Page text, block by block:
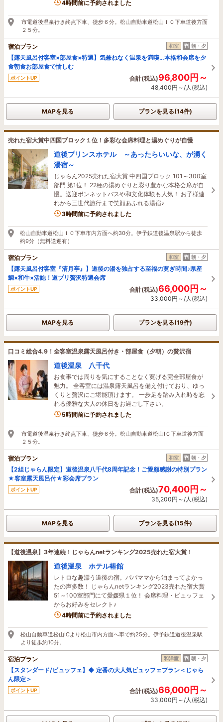
4時間前に予約されました
市電道後温泉行き終点下車、徒歩６分。松山自動車道松山ＩＣ下車道後方面
２５分。
宿泊プラン 和室 朝・夕
【露天風呂付客室×部屋食×特選】気兼ねなく温泉を満喫…本格和会席を夕
食朝食お部屋食で愉しむ
ポイントUP 合計(税込)96,800円～
48,400円～/人(税込)
MAPを見る プランを見る(14件)
売れた宿大賞中四国ブロック１位！多彩な会席料理と湯めぐりが自慢
道後プリンスホテル ～あったらいいな、が湧く
湯宿～
じゃらん2025売れた宿大賞 中四国ブロック 101～300室
部門 第1位！ 22種の湯めぐりと彩り豊かな本格会席が自
慢。送迎ボンネットバスや和文化体験も人気！ お子様連
れから三世代旅行まで笑顔あふれる湯宿♪
3時間前に予約されました
松山自動車道松山ＩＣ下車市内方面へ約30分。伊予鉄道後温泉駅から徒歩
約9分（無料送迎有）
宿泊プラン 和室 朝・夕
【露天風呂付客室『清月亭』】道後の湯を独占する至福の寛ぎ時間♪県産
鯛×和牛×活鮑！道プリ贅沢特選会席
ポイントUP 合計(税込)66,000円～
33,000円～/人(税込)
MAPを見る プランを見る(19件)
口コミ総合4.9！全客室温泉露天風呂付き・部屋食（夕朝）の贅沢宿
道後温泉 八千代
お食事では周りを気にすることなく寛げる完全部屋食が
魅力。 全客室には温泉露天風呂を備え付けており、ゆっ
くりと贅沢にご堪能頂けます。 一歩足を踏み入れ時を忘
れる優雅な大人の休日をお過ごし下さい。
2名がこの宿を見ています
5時間前に予約されました
市電道後温泉行き終点下車、徒歩６分。松山自動車道松山IＣ下車道後方面
２５分。
宿泊プラン 和室 朝・夕
【2組じゃらん限定】道後温泉八千代8周年記念！ご愛顧感謝の特別プラン
★客室露天風呂付★彩会席プラン
ポイントUP 合計(税込)70,400円～
35,200円～/人(税込)
MAPを見る プランを見る(15件)
【道後温泉】3年連続！じゃらんnetランキング2025売れた宿大賞！
道後温泉 ホテル椿館
レトロな趣漂う道後の宿。パパママから泊まってよかっ
たの声多数！ じゃらんnetランキング2023売れた宿大賞
51～100室部門にて愛媛県１位！ 会席料理・ビュッフェ
からお好みをセレクト♪
3名がこの宿を見ています
4時間前に予約されました
松山自動車道松山ICより松山市内方面へ車で約25分。伊予鉄道道後温泉駅
より徒歩約10分。
宿泊プラン 和洋室 朝・夕
【スタンダード/ビュッフェ】◆ 定番の大人気ビュッフェプラン＜じゃら
ん限定＞
ポイントUP 合計(税込)66,000円～
33,000円～/人(税込)